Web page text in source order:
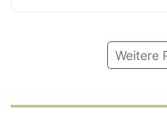
Weitere